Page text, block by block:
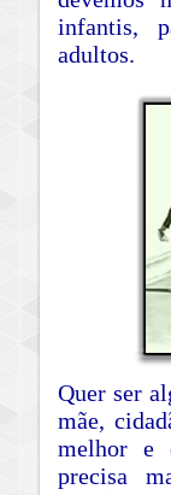
infantis,
adultos.
Quer ser
mãe,
melhor e
precisa